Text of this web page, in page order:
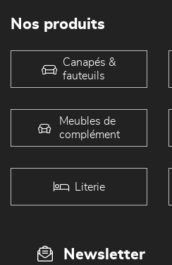
Nos produits
Canapés &
fauteuils
Meubles de
complément
Literie
Newsletter